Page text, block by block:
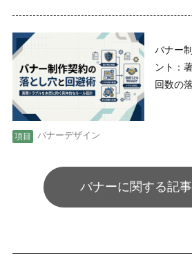
バナー
ント：
回数の
バナーデザイン
バナーに関する記